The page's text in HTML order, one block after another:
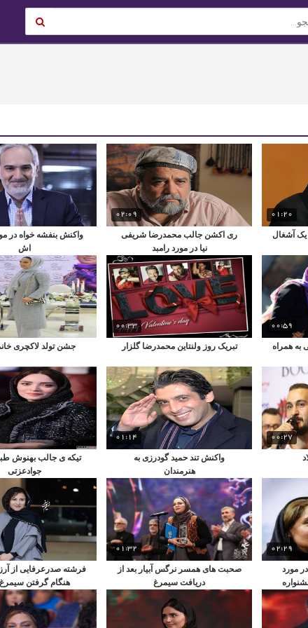
01:20
آشغال
02:09
ری اکشن جالب محمدرضا شریفی
نیا در مورد رامبد
واکنش بنفشه خواه در
اش
00:59
به همراه
00:33
تبریک روز ولنتاین محمدرضا گلزار جشن تولد لاکچری
00:27
01:14
واکنش تند حمید گودرزی به
هنرمندان
تیکه ی جالب بهنوش
جوادعزتی
02:29
مورد
01:32
صحبت‌ های همسر نرگس آبیار بعد از
دریافت سیمرغ
فرشته صدرعرفایی از
هنگام گرفتن